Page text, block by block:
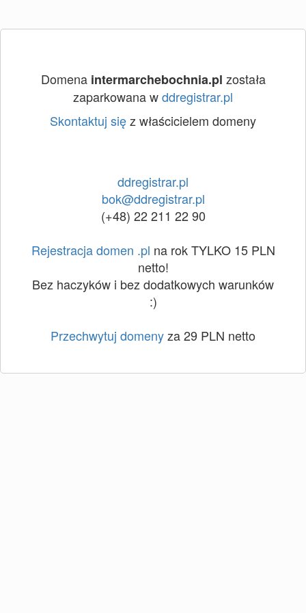
Domena intermarchebochnia.pl została
zaparkowana wddregistrar.pl
Skontaktuj sięz właścicielem domeny
ddregistrar.pl
bok@ddregistrar.pl
(+48) 22 211 22 90
Rejestracja domen .pl na rok TYLKO 15 PLN
netto!
Bez haczyków i bez dodatkowych warunków
:)
Przechwytuj domenyza 29 PLN netto